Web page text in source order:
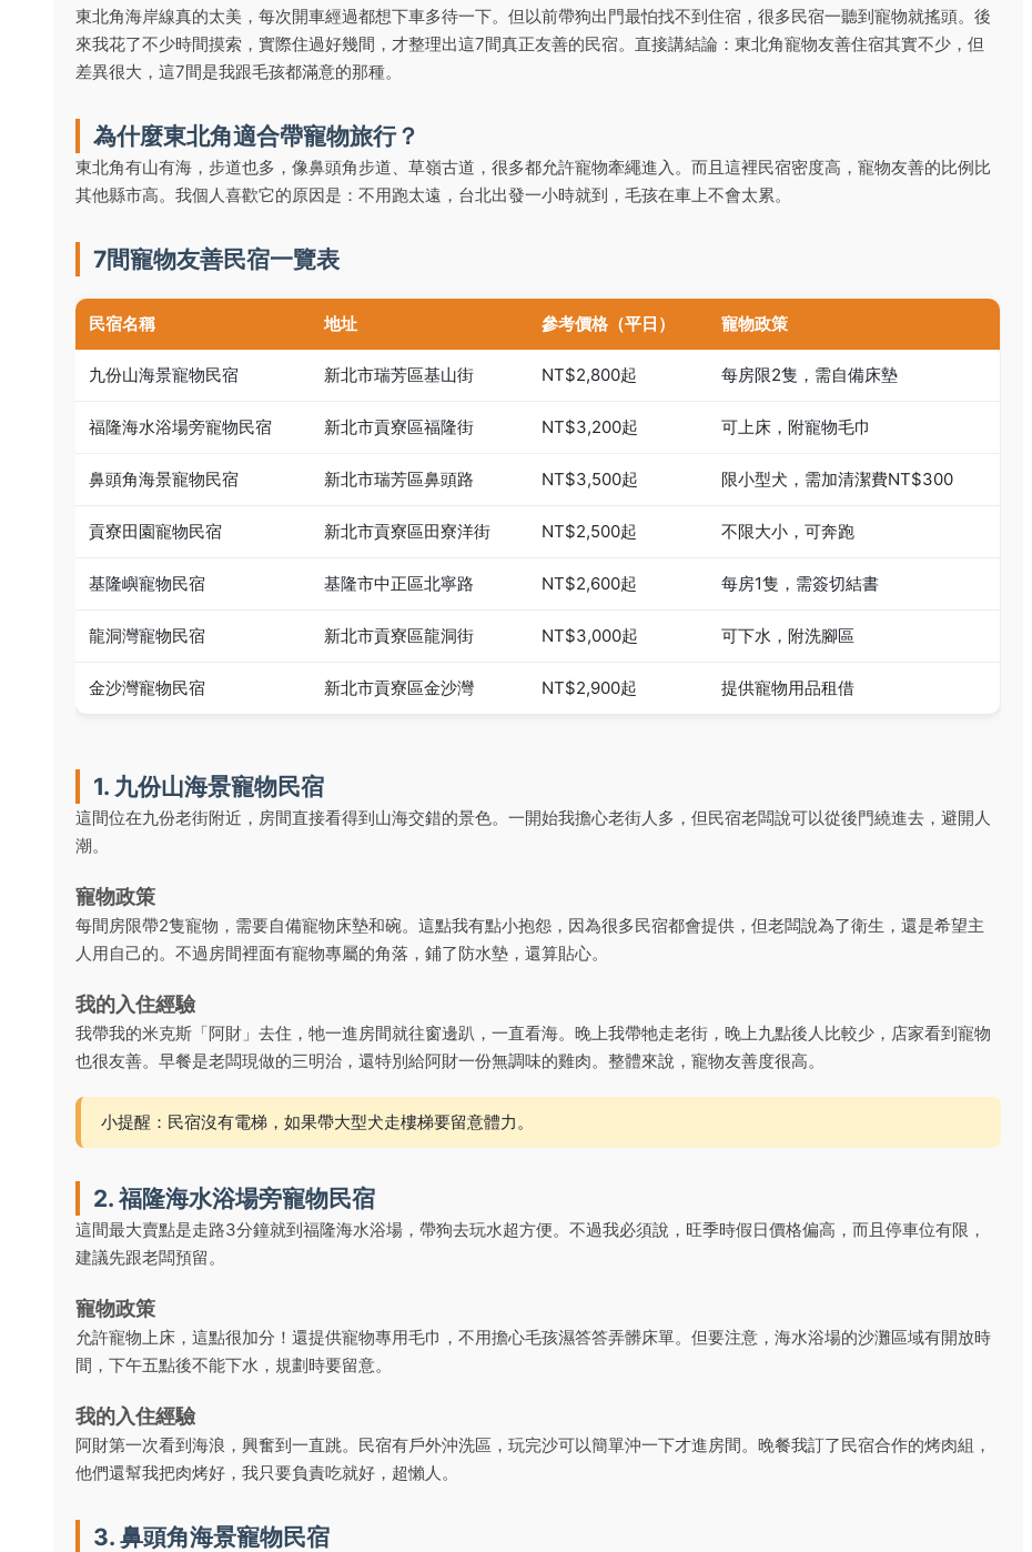
東北角海岸線真的太美，每次開車經過都想下車多待一下。但以前帶狗出門最怕找不到住宿，很多民宿一聽到寵物就搖頭。後
來我花了不少時間摸索，實際住過好幾間，才整理出這7間真正友善的民宿。直接講結論：東北角寵物友善住宿其實不少，但
差異很大，這7間是我跟毛孩都滿意的那種。
為什麼東北角適合帶寵物旅行？
東北角有山有海，步道也多，像鼻頭角步道、草嶺古道，很多都允許寵物牽繩進入。而且這裡民宿密度高，寵物友善的比例比
其他縣市高。我個人喜歡它的原因是：不用跑太遠，台北出發一小時就到，毛孩在車上不會太累。
7間寵物友善民宿一覽表
民宿名稱 地址 參考價格（平日） 寵物政策
九份山海景寵物民宿 新北市瑞芳區基山街 NT$2,800起 每房限2隻，需自備床墊
福隆海水浴場旁寵物民宿 新北市貢寮區福隆街 NT$3,200起 可上床，附寵物毛巾
鼻頭角海景寵物民宿 新北市瑞芳區鼻頭路 NT$3,500起 限小型犬，需加清潔費NT$300
貢寮田園寵物民宿 新北市貢寮區田寮洋街 NT$2,500起 不限大小，可奔跑
基隆嶼寵物民宿 基隆市中正區北寧路 NT$2,600起 每房1隻，需簽切結書
龍洞灣寵物民宿 新北市貢寮區龍洞街 NT$3,000起 可下水，附洗腳區
金沙灣寵物民宿 新北市貢寮區金沙灣 NT$2,900起 提供寵物用品租借
1. 九份山海景寵物民宿
這間位在九份老街附近，房間直接看得到山海交錯的景色。一開始我擔心老街人多，但民宿老闆說可以從後門繞進去，避開人
潮。
寵物政策
每間房限帶2隻寵物，需要自備寵物床墊和碗。這點我有點小抱怨，因為很多民宿都會提供，但老闆說為了衛生，還是希望主
人用自己的。不過房間裡面有寵物專屬的角落，鋪了防水墊，還算貼心。
我的入住經驗
我帶我的米克斯「阿財」去住，牠一進房間就往窗邊趴，一直看海。晚上我帶牠走老街，晚上九點後人比較少，店家看到寵物
也很友善。早餐是老闆現做的三明治，還特別給阿財一份無調味的雞肉。整體來說，寵物友善度很高。
小提醒：民宿沒有電梯，如果帶大型犬走樓梯要留意體力。
2. 福隆海水浴場旁寵物民宿
這間最大賣點是走路3分鐘就到福隆海水浴場，帶狗去玩水超方便。不過我必須說，旺季時假日價格偏高，而且停車位有限，
建議先跟老闆預留。
寵物政策
允許寵物上床，這點很加分！還提供寵物專用毛巾，不用擔心毛孩濕答答弄髒床單。但要注意，海水浴場的沙灘區域有開放時
間，下午五點後不能下水，規劃時要留意。
我的入住經驗
阿財第一次看到海浪，興奮到一直跳。民宿有戶外沖洗區，玩完沙可以簡單沖一下才進房間。晚餐我訂了民宿合作的烤肉組，
他們還幫我把肉烤好，我只要負責吃就好，超懶人。
3. 鼻頭角海景寵物民宿